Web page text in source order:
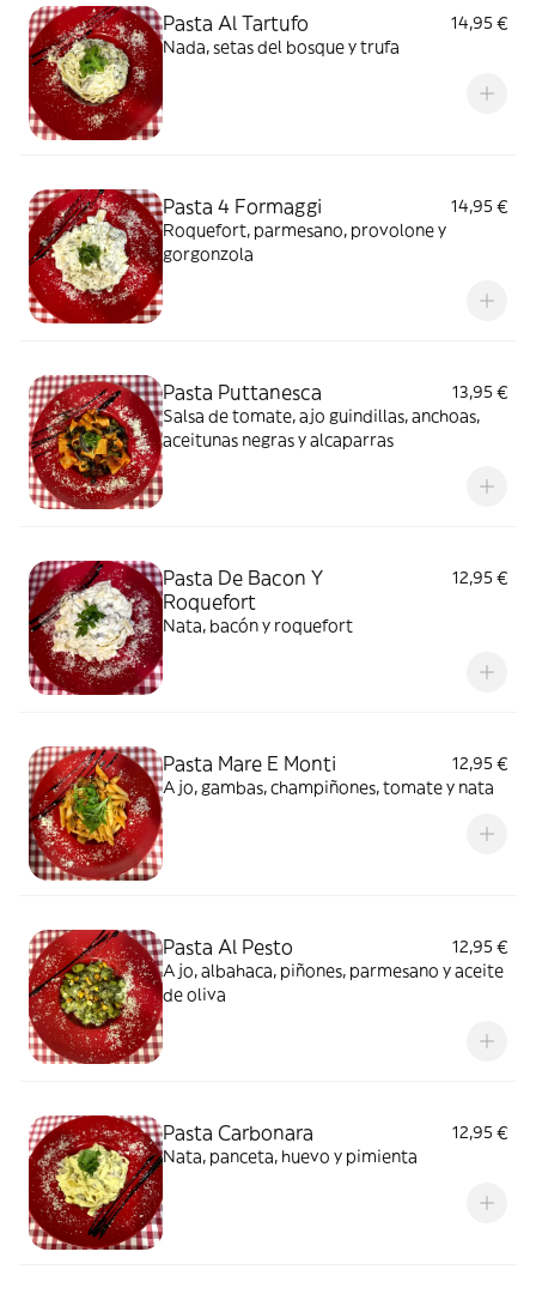
Pasta Al Tartufo
14,95 €
Nada, setas del bosque y trufa
Pasta 4 Formaggi
14,95 €
Roquefort, parmesano, provolone y
gorgonzola
Pasta Puttanesca
13,95 €
Salsa de tomate, ajo guindillas, anchoas,
aceitunas negras y alcaparras
Pasta De Bacon Y
Roquefort
12,95 €
Nata, bacón y roquefort
Pasta Mare E Monti
12,95 €
Ajo, gambas, champiñones, tomate y nata
Pasta Al Pesto
12,95 €
Ajo, albahaca, piñones, parmesano y aceite
de oliva
Pasta Carbonara
12,95 €
Nata, panceta, huevo y pimienta